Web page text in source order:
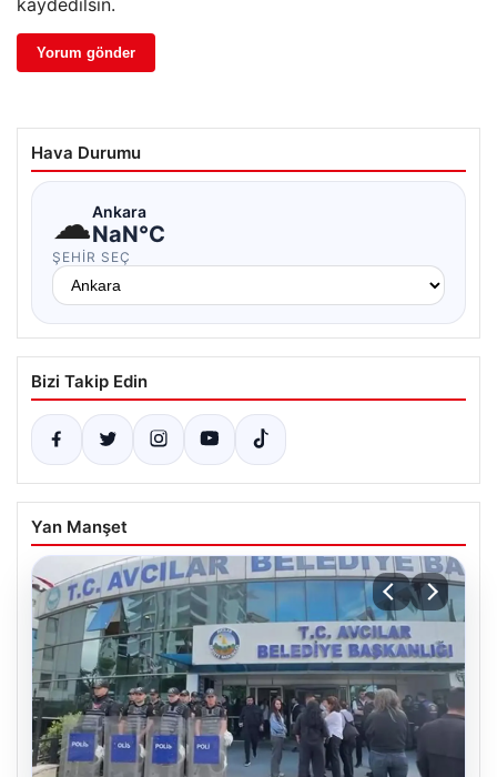
kaydedilsin.
Hava Durumu
☁Ankara
NaN°C
ŞEHIR SEÇ
Bizi Takip Edin
Yan Manşet